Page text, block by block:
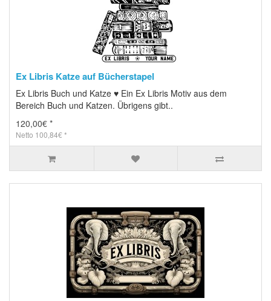
Ex Libris Katze auf Bücherstapel
Ex Libris Buch und Katze ♥ Ein Ex Libris Motiv aus dem
Bereich Buch und Katzen. Übrigens gibt..
120,00€ *
Netto 100,84€ *